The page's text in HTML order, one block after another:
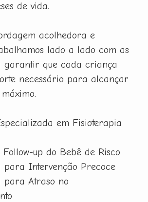
de vida.
acolhedora e
lado a lado com as
garantir que cada criança
necessário para alcançar
em Fisioterapia
up do Bebê de Risco
para Intervenção Precoce
para Atraso no